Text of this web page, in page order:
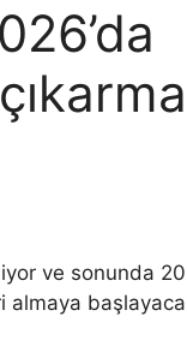
ve sonunda
almaya